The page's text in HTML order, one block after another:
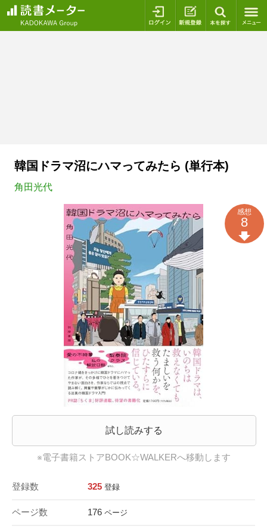
ログイン 新規登録
韓国ドラマ沼にハマってみたら (単行本)
角田光代
試し読みする
※電子書籍ストアBOOK☆WALKERへ移動します
登録数 325 登録
ページ数 176 ページ
感想
8